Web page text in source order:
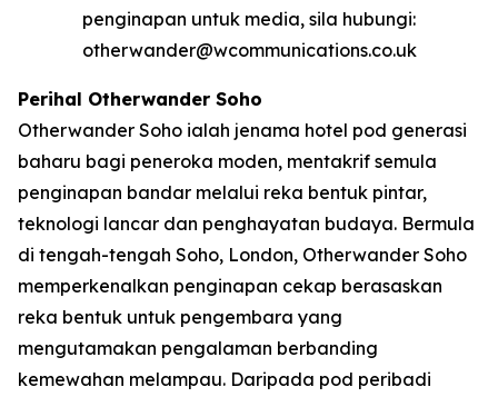
penginapan untuk media, sila hubungi:
otherwander@wcommunications.co.uk
Perihal Otherwander Soho
Otherwander Soho ialah jenama hotel pod generasi
baharu bagi peneroka moden, mentakrif semula
penginapan bandar melalui reka bentuk pintar,
teknologi lancar dan penghayatan budaya. Bermula
di tengah-tengah Soho, London, Otherwander Soho
memperkenalkan penginapan cekap berasaskan
reka bentuk untuk pengembara yang
mengutamakan pengalaman berbanding
kemewahan melampau. Daripada pod peribadi